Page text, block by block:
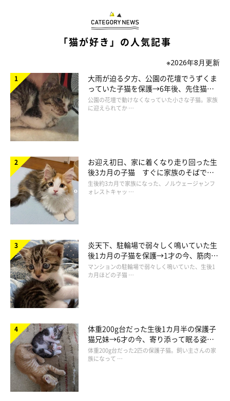
「可愛いが大渋滞」
すやぁ…♡
@donguri_manchi
飼い主さんの体温を感じていると、やっぱり安心するのでしょう
か。幸せそうにスヤスヤと眠るどんぐりくんの姿に、胸キュンが
止まりません。
投稿を見たTwitterユーザーからは、
「可愛いが大渋滞」などとコメントが寄せられていました。
くっついて寝たいらしい
— どんぐり (@donguri_manchi)
「猫が好き」の人気記事
※2026年8月更新
大雨が迫る夕方、公園の花壇でうずくま
っていた子猫を保護→6年後、先住猫
と“姉妹”のような関係に
公園の花壇で動けなくなっていた小さな子猫。家族
に迎えられてか …
お迎え初日、家に着くなり走り回った生
後3カ月の子猫 すぐに家族のそばで落
ち着く姿に「迎えてよかった」
生後約3カ月で家族になった、ノルウェージャンフ
ォレストキャッ …
炎天下、駐輪場で弱々しく鳴いていた生
後1カ月の子猫を保護→1才の今、筋肉質
でツンデレなコに成長
マンションの駐輪場で弱々しく鳴いていた、生後1
カ月ほどの子猫 …
体重200g台だった生後1カ月半の保護子
猫兄妹→6才の今、寄り添って眠る姿に
ほっこり！
体重200g台だった2匹の保護子猫。飼い主さんの家
族になって …